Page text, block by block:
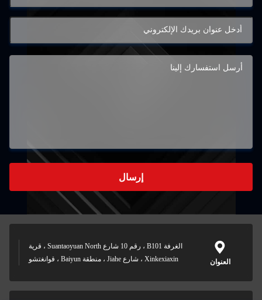
إرسال
العنوان
الغرفة B101 ، رقم 10 شارع Suantaoyuan North ، قرية
Xinkexiaxin ، شارع Jiahe ، منطقة Baiyun ، قوانغتشو